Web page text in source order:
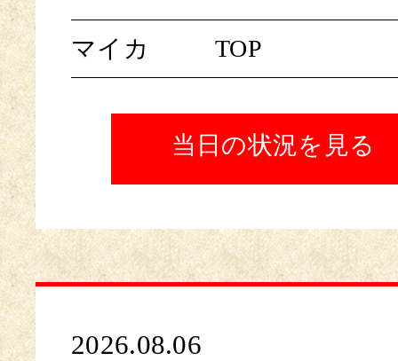
マイカ TOP
当日の状況を見る
2026.08.06